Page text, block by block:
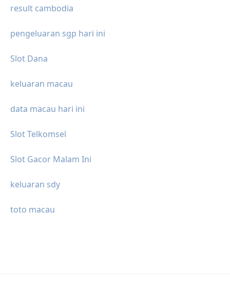
result cambodia
pengeluaran sgp hari ini
Slot Dana
keluaran macau
data macau hari ini
Slot Telkomsel
Slot Gacor Malam Ini
keluaran sdy
toto macau